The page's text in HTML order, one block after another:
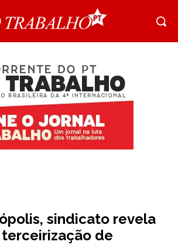
sindicato revela
de